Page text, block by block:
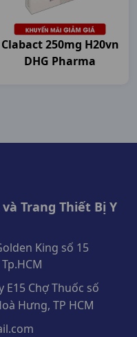
Clabact 250mg H20vn
DHG Pharma
Trang Thiết Bị Y
King số 15
E15 Chợ Thuốc số
Hưng, TP HCM